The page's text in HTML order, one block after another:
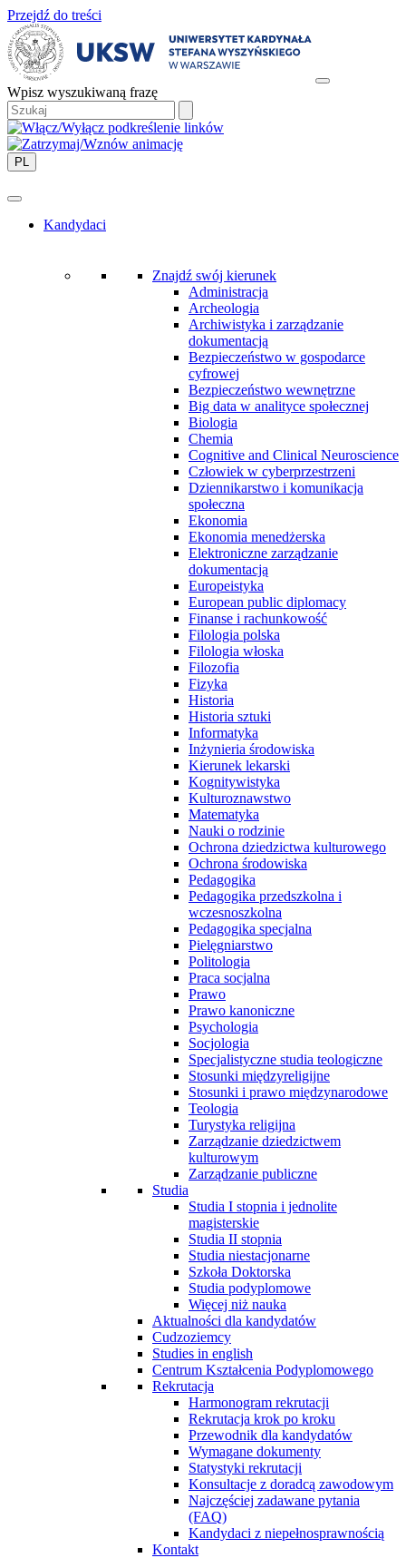
Przejdź do treści
Wpisz wyszukiwaną frazę
PL
Kandydaci
Znajdź swój kierunek
Administracja
Archeologia
Archiwistyka i zarządzanie
dokumentacją
Bezpieczeństwo w gospodarce
cyfrowej
Bezpieczeństwo wewnętrzne
Big data w analityce społecznej
Biologia
Chemia
Cognitive and Clinical Neuroscience
Człowiek w cyberprzestrzeni
Dziennikarstwo i komunikacja
społeczna
Ekonomia
Ekonomia menedżerska
Elektroniczne zarządzanie
dokumentacją
Europeistyka
European public diplomacy
Finanse i rachunkowość
Filologia polska
Filologia włoska
Filozofia
Fizyka
Historia
Historia sztuki
Informatyka
Inżynieria środowiska
Kierunek lekarski
Kognitywistyka
Kulturoznawstwo
Matematyka
Nauki o rodzinie
Ochrona dziedzictwa kulturowego
Ochrona środowiska
Pedagogika
Pedagogika przedszkolna i
wczesnoszkolna
Pedagogika specjalna
Pielęgniarstwo
Politologia
Praca socjalna
Prawo
Prawo kanoniczne
Psychologia
Socjologia
Specjalistyczne studia teologiczne
Stosunki międzyreligijne
Stosunki i prawo międzynarodowe
Teologia
Turystyka religijna
Zarządzanie dziedzictwem
kulturowym
Zarządzanie publiczne
Studia
Studia I stopnia i jednolite
magisterskie
Studia II stopnia
Studia niestacjonarne
Szkoła Doktorska
Studia podyplomowe
Więcej niż nauka
Aktualności dla kandydatów
Cudzoziemcy
Studies in english
Centrum Kształcenia Podyplomowego
Rekrutacja
Harmonogram rekrutacji
Rekrutacja krok po kroku
Przewodnik dla kandydatów
Wymagane dokumenty
Statystyki rekrutacji
Konsultacje z doradcą zawodowym
Najczęściej zadawane pytania
(FAQ)
Kandydaci z niepełnosprawnością
Kontakt